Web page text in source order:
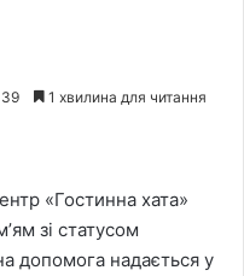
39 1 хвилина для читання
«Гостинна хата»
зі статусом
допомога надається у